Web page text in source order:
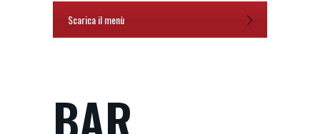
Scarica il menù
BAR